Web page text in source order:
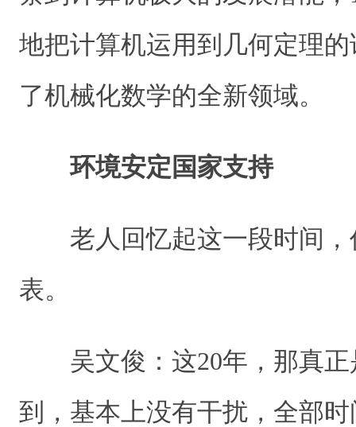
地把计算机运用到几何定理
了机械化数学的全新领域。
环境安定国家支持
老人回忆起这一段时间，
表。
吴文俊：这20年，那真
到，基本上没有干扰，全部